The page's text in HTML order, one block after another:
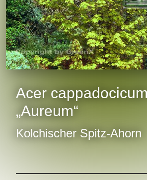
Acer cappadocicum
„Aureum“
Kolchischer Spitz-Ahorn